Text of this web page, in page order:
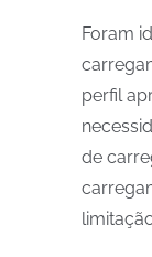
Foram
perfil
de